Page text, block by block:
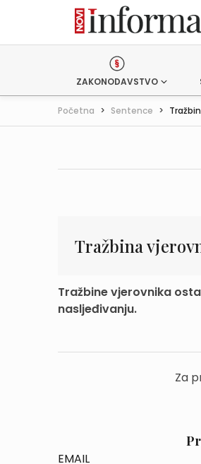
ZAKONODAVSTVO
Početna > Sentence >
Tražbina
Tražbine vjerovnika
nasljeđivanju.
Za
EMAIL